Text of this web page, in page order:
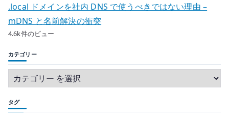
.local ドメインを社内 DNS で使うべきではない理由 –
mDNS と名前解決の衝突
4.6k件のビュー
カテゴリー
タグ